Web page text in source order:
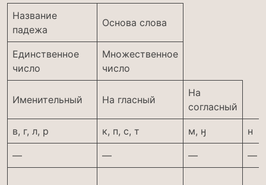
Название
падежа
Основа слова
Единственное
число
Множественное
число
Именительный На гласный
На
согласный
в, г, л, р к, п, с, т м, ӈ н
— — — —